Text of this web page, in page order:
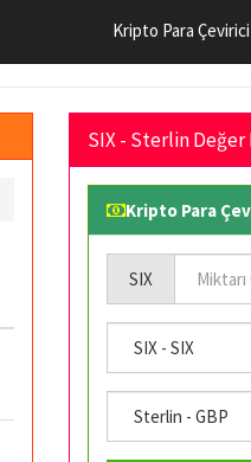
Kripto Para Çevirici
SIX - Sterlin
Kripto Para
SIX